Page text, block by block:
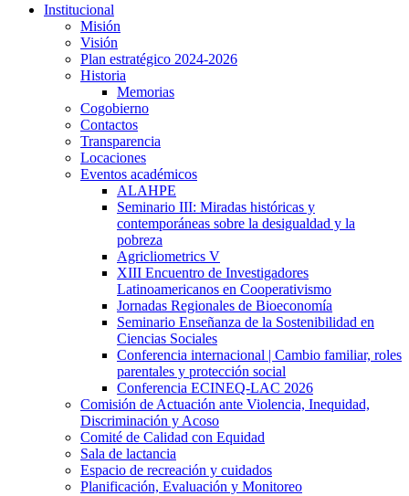
Institucional
Misión
Visión
Plan estratégico 2024-2026
Historia
Memorias
Cogobierno
Contactos
Transparencia
Locaciones
Eventos académicos
ALAHPE
Seminario III: Miradas históricas y
contemporáneas sobre la desigualdad y la
pobreza
Agricliometrics V
XIII Encuentro de Investigadores
Latinoamericanos en Cooperativismo
Jornadas Regionales de Bioeconomía
Seminario Enseñanza de la Sostenibilidad en
Ciencias Sociales
Conferencia internacional | Cambio familiar, roles
parentales y protección social
Conferencia ECINEQ-LAC 2026
Comisión de Actuación ante Violencia, Inequidad,
Discriminación y Acoso
Comité de Calidad con Equidad
Sala de lactancia
Espacio de recreación y cuidados
Planificación, Evaluación y Monitoreo